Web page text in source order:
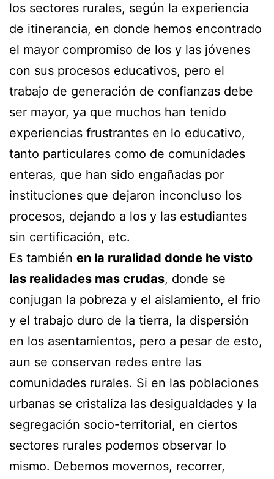
los sectores rurales, según la experiencia
de itinerancia, en donde hemos encontrado
el mayor compromiso de los y las jóvenes
con sus procesos educativos, pero el
trabajo de generación de confianzas debe
ser mayor, ya que muchos han tenido
experiencias frustrantes en lo educativo,
tanto particulares como de comunidades
enteras, que han sido engañadas por
instituciones que dejaron inconcluso los
procesos, dejando a los y las estudiantes
sin certificación, etc.
Es también en la ruralidad donde he visto
las realidades mas crudas, donde se
conjugan la pobreza y el aislamiento, el frio
y el trabajo duro de la tierra, la dispersión
en los asentamientos, pero a pesar de esto,
aun se conservan redes entre las
comunidades rurales. Si en las poblaciones
urbanas se cristaliza las desigualdades y la
segregación socio-territorial, en ciertos
sectores rurales podemos observar lo
mismo. Debemos movernos, recorrer,